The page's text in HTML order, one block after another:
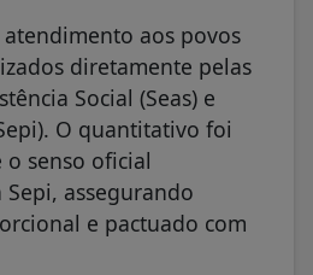
aos povos
diretamente pelas
Social (Seas) e
O quantitativo foi
senso oficial
assegurando
e pactuado com